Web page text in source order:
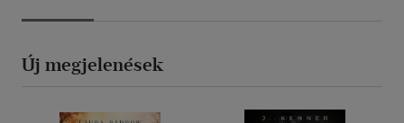
Új megjelenések